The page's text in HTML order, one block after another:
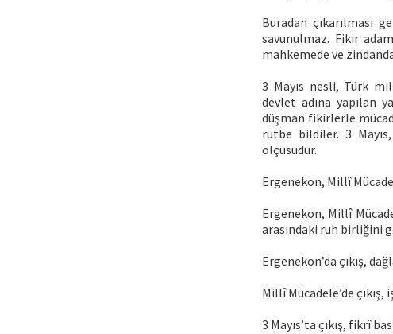
Buradan çıkarılması
savunulmaz. Fikir
mahkemede ve
3 Mayıs nesli, Türk
devlet adına yapılan
düşman fikirlerle
rütbe bildiler. 3
ölçüsüdür.
Ergenekon, Millî
Ergenekon, Millî
arasındaki ruh birliğini
Ergenekon’da çıkış,
Millî Mücadele’de
3 Mayıs’ta çıkış, fikrî